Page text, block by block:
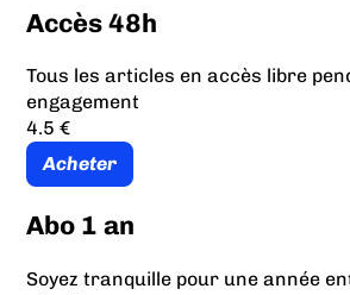
Accès 48h
Tous les articles en accès libre
engagement
4.5 €
Acheter
Abo 1 an
Soyez tranquille pour une année